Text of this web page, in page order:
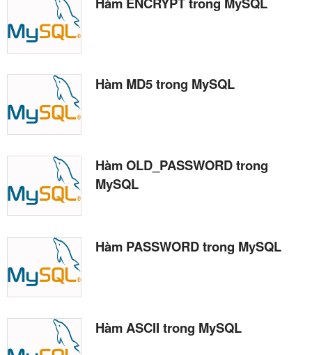
Hàm MD5 trong MySQL
Hàm OLD_PASSWORD trong
MySQL
Hàm PASSWORD trong MySQL
Hàm ASCII trong MySQL